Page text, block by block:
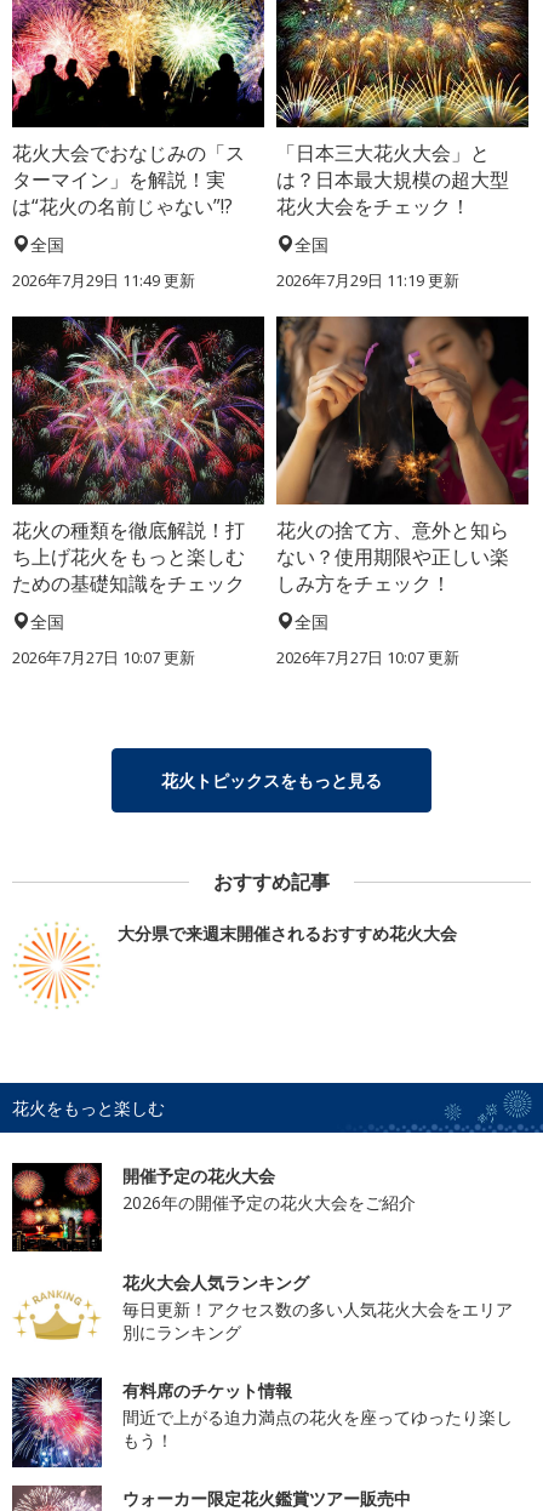
花火大会でおなじみの「ス
ターマイン」を解説！実
は“花火の名前じゃない”!?
全国
2026年7月29日 11:49 更新
「日本三大花火大会」と
は？日本最大規模の超大型
花火大会をチェック！
全国
2026年7月29日 11:19 更新
花火の種類を徹底解説！打
ち上げ花火をもっと楽しむ
ための基礎知識をチェック
全国
2026年7月27日 10:07 更新
花火の捨て方、意外と知ら
ない？使用期限や正しい楽
しみ方をチェック！
全国
2026年7月27日 10:07 更新
花火トピックスをもっと見る
おすすめ記事
大分県で来週末開催されるおすすめ花火大会
花火をもっと楽しむ
開催予定の花火大会
2026年の開催予定の花火大会をご紹介
花火大会人気ランキング
毎日更新！アクセス数の多い人気花火大会をエリア
別にランキング
有料席のチケット情報
間近で上がる迫力満点の花火を座ってゆったり楽し
もう！
ウォーカー限定花火鑑賞ツアー販売中